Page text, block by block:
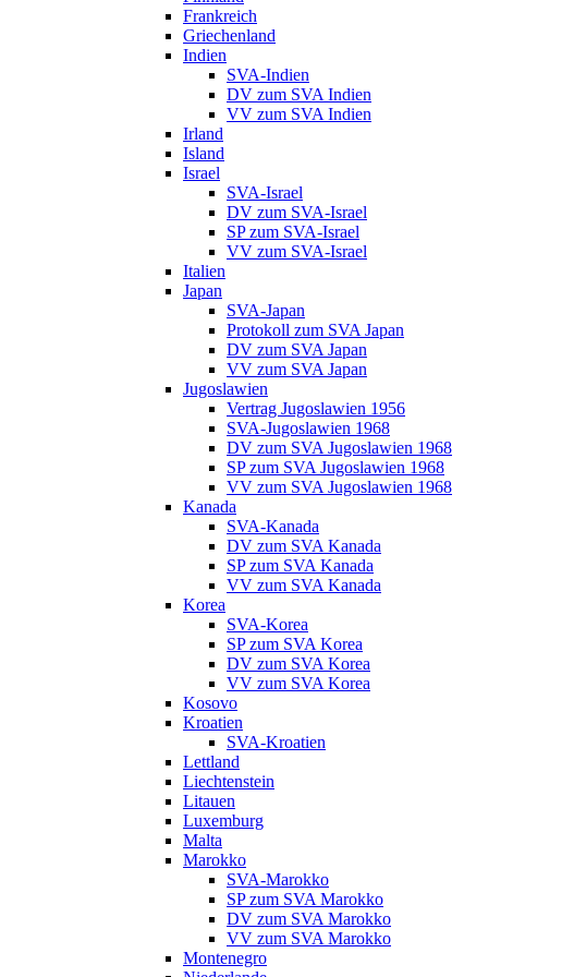
Frankreich
Griechenland
Indien
SVA-Indien
DV zum SVA Indien
VV zum SVA Indien
Irland
Island
Israel
SVA-Israel
DV zum SVA-Israel
SP zum SVA-Israel
VV zum SVA-Israel
Italien
Japan
SVA-Japan
Protokoll zum SVA Japan
DV zum SVA Japan
VV zum SVA Japan
Jugoslawien
Vertrag Jugoslawien 1956
SVA-Jugoslawien 1968
DV zum SVA Jugoslawien 1968
SP zum SVA Jugoslawien 1968
VV zum SVA Jugoslawien 1968
Kanada
SVA-Kanada
DV zum SVA Kanada
SP zum SVA Kanada
VV zum SVA Kanada
Korea
SVA-Korea
SP zum SVA Korea
DV zum SVA Korea
VV zum SVA Korea
Kosovo
Kroatien
SVA-Kroatien
Lettland
Liechtenstein
Litauen
Luxemburg
Malta
Marokko
SVA-Marokko
SP zum SVA Marokko
DV zum SVA Marokko
VV zum SVA Marokko
Montenegro